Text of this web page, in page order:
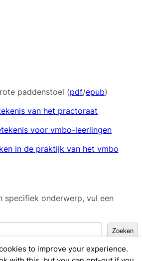
paddenstoel (pdf/epub)
van het practoraat
voor vmbo-leerlingen
in de praktijk van het vmbo
specifiek onderwerp, vul een
e
Zoeken
to improve your experience.